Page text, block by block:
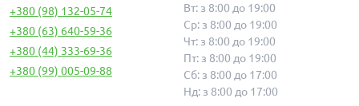
+380 (98) 132-05-74
+380 (63) 640-59-36
+380 (44) 333-69-36
+380 (99) 005-09-88
Вт: з 8:00 до 19:00
Ср: з 8:00 до 19:00
Чт: з 8:00 до 19:00
Пт: з 8:00 до 19:00
Сб: з 8:00 до 17:00
Нд: з 8:00 до 17:00